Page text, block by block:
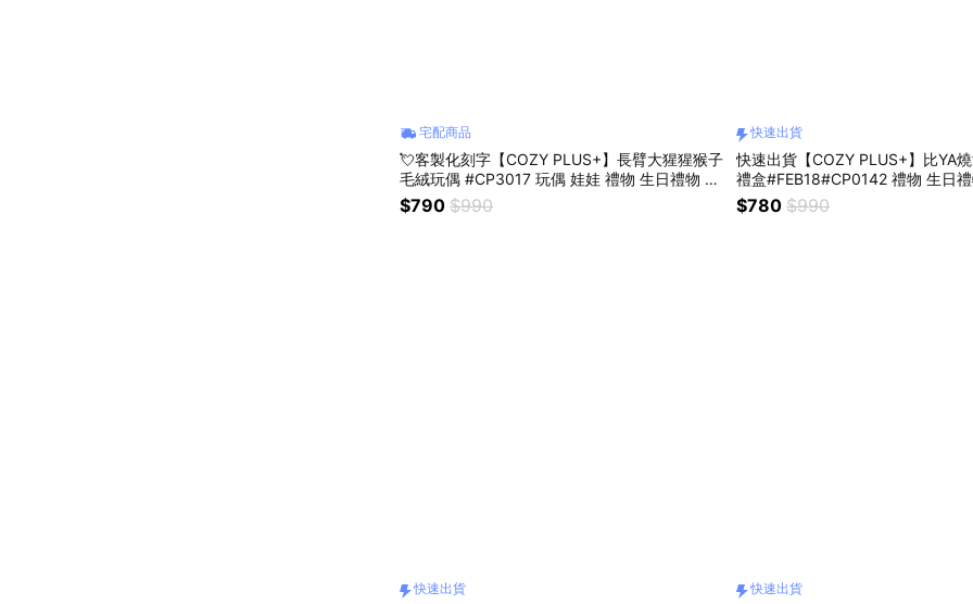
宅配商品
💘客製化刻字【COZY PLUS+】長臂大猩猩猴子
毛絨玩偶 #CP3017 玩偶 娃娃 禮物 生日禮物 交
換禮 聖誕禮物 情人節禮物 男生禮物 女生禮物
$790 $990
快速出貨
快速出貨【COZY PLUS+】比YA
禮盒#FEB18#CP0142 禮物 生日
人節禮物 燒酒杯 畢業禮物
$780 $990
快速出貨 快速出貨